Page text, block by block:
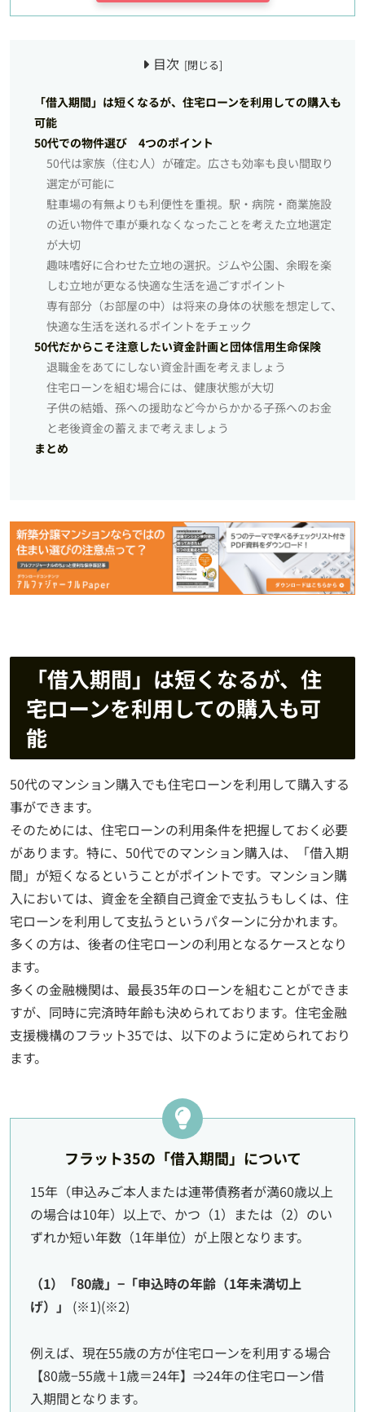
目次
「借入期間」は短くなるが、住宅ローンを利用しての購入も
可能
50代での物件選び 4つのポイント
50代は家族（住む人）が確定。広さも効率も良い間取り
選定が可能に
駐車場の有無よりも利便性を重視。駅・病院・商業施設
の近い物件で車が乗れなくなったことを考えた立地選定
が大切
趣味嗜好に合わせた立地の選択。ジムや公園、余暇を楽
しむ立地が更なる快適な生活を過ごすポイント
専有部分（お部屋の中）は将来の身体の状態を想定して、
快適な生活を送れるポイントをチェック
50代だからこそ注意したい資金計画と団体信用生命保険
退職金をあてにしない資金計画を考えましょう
住宅ローンを組む場合には、健康状態が大切
子供の結婚、孫への援助など今からかかる子孫へのお金
と老後資金の蓄えまで考えましょう
まとめ
「借入期間」は短くなるが、住
宅ローンを利用しての購入も可
能
50代のマンション購入でも住宅ローンを利用して購入する
事ができます。
そのためには、住宅ローンの利用条件を把握しておく必要
があります。特に、50代でのマンション購入は、「借入期
間」が短くなるということがポイントです。マンション購
入においては、資金を全額自己資金で支払うもしくは、住
宅ローンを利用して支払うというパターンに分かれます。
多くの方は、後者の住宅ローンの利用となるケースとなり
ます。
多くの金融機関は、最長35年のローンを組むことができま
すが、同時に完済時年齢も決められております。住宅金融
支援機構のフラット35では、以下のように定められており
ます。
フラット35の「借入期間」について
15年（申込みご本人または連帯債務者が満60歳以上
の場合は10年）以上で、かつ（1）または（2）のい
ずれか短い年数（1年単位）が上限となります。
（1）「80歳」−「申込時の年齢（1年未満切上
げ）」
(※1)(※2)
例えば、現在55歳の方が住宅ローンを利用する場合
【80歳−55歳＋1歳＝24年】⇒24年の住宅ローン借
入期間となります。